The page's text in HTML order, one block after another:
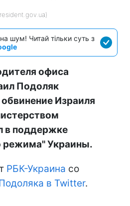
шум! Читай тільки суть з
офиса
Подоляк
Израиля
в поддержке
режима" Украины.
РБК-Украина со
в Twitter.